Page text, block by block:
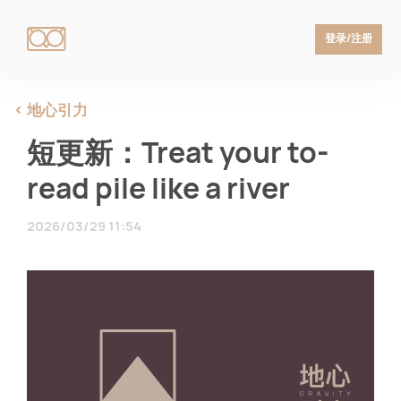
登录/注册
地心引力
短更新：Treat your to-
read pile like a river
2026/03/29 11:54